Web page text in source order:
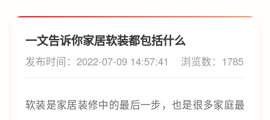
一文告诉你家居软装都包括什么
发布时间：2022-07-09 14:57:41 浏览数：1785
软装是家居装修中的最后一步，也是很多家庭最